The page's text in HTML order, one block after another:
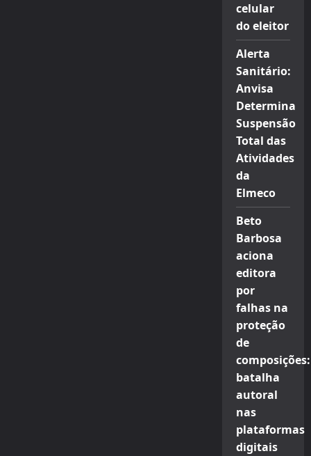
celular
do eleitor
Alerta
Sanitário:
Anvisa
Determina
Suspensão
Total das
Atividades
da
Elmeco
Beto
Barbosa
aciona
editora
por
falhas na
proteção
de
composições:
batalha
autoral
nas
plataformas
digitais